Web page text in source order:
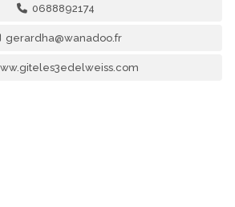
0688892174
gerardha@wanadoo.fr